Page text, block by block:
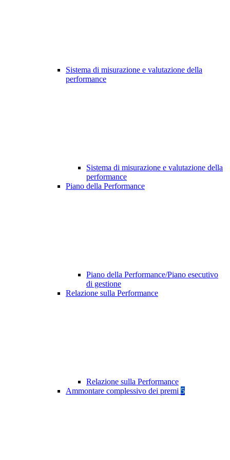
Sistema di misurazione e valutazione della
performance
Sistema di misurazione e valutazione della
performance
Piano della Performance
Piano della Performance/Piano esecutivo
di gestione
Relazione sulla Performance
Relazione sulla Performance
Ammontare complessivo dei premi 5